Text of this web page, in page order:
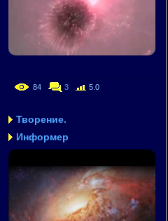
84 3 5.0
Творение.
Информер